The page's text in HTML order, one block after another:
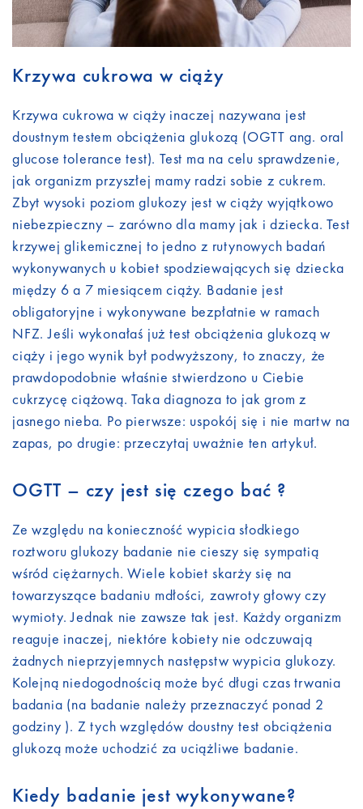
Krzywa cukrowa w ciąży
Krzywa cukrowa w ciąży inaczej nazywana jest
doustnym testem obciążenia glukozą (OGTT ang. oral
glucose tolerance test). Test ma na celu sprawdzenie,
jak organizm przyszłej mamy radzi sobie z cukrem.
Zbyt wysoki poziom glukozy jest w ciąży wyjątkowo
niebezpieczny – zarówno dla mamy jak i dziecka. Test
krzywej glikemicznej to jedno z rutynowych badań
wykonywanych u kobiet spodziewających się dziecka
między 6 a 7 miesiącem ciąży. Badanie jest
obligatoryjne i wykonywane bezpłatnie w ramach
NFZ. Jeśli wykonałaś już test obciążenia glukozą w
ciąży i jego wynik był podwyższony, to znaczy, że
prawdopodobnie właśnie stwierdzono u Ciebie
cukrzycę ciążową. Taka diagnoza to jak grom z
jasnego nieba. Po pierwsze: uspokój się i nie martw na
zapas, po drugie: przeczytaj uważnie ten artykuł.
OGTT – czy jest się czego bać ?
Ze względu na konieczność wypicia słodkiego
roztworu glukozy badanie nie cieszy się sympatią
wśród ciężarnych. Wiele kobiet skarży się na
towarzyszące badaniu mdłości, zawroty głowy czy
wymioty. Jednak nie zawsze tak jest. Każdy organizm
reaguje inaczej, niektóre kobiety nie odczuwają
żadnych nieprzyjemnych następstw wypicia glukozy.
Kolejną niedogodnością może być długi czas trwania
badania (na badanie należy przeznaczyć ponad 2
godziny ). Z tych względów doustny test obciążenia
glukozą może uchodzić za uciążliwe badanie.
Kiedy badanie jest wykonywane?